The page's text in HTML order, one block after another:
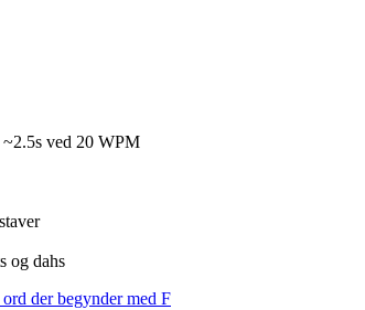
ved 20 WPM
og dahs
der begynder med F